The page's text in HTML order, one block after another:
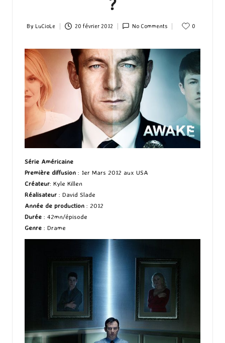
?
Posted
By LuCioLe 20 février 2012 No Comments 0
Série Américaine
Première diffusion : 1er Mars 2012 aux USA
Créateur: Kyle Killen
Réalisateur : David Slade
Année de production : 2012
Durée : 42mn/épisode
Genre : Drame